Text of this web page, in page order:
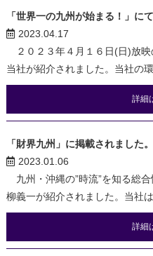
「世界一の九州が始まる！」に
2023.04.17
２０２３年４月１６日(日)放映
当社が紹介されました。当社の
詳細
「財界九州」に掲載されました。
2023.01.06
九州・沖縄の”時流”を知る総
柳義一が紹介されました。当社
詳細